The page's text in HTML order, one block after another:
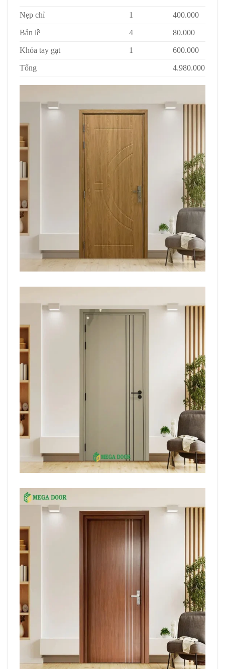
Nẹp chỉ 1 400.000
Bản lề 4 80.000
Khóa tay gạt 1 600.000
Tổng 4.980.000